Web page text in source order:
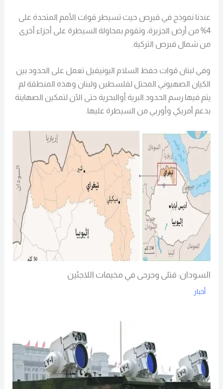
عندنا نموذج في قبرص حيث تسيطر قوات الأمم المتحدة على
4% من أرض الجزيرة، وتقوم بمحاولة السيطرة على أجزاء أخرى
من شمال قبرص التركية.
وفي لبنان قوات حفظ السلام اليونيفيل تعمل على الحدود بين
الكيان الصهيوني المحتل لفلسطين ولبنان وهذه المنطقة لم
يتم فيها رسم الحدود البرية أوالبحرية حتى الآن لتمكين الصهاينة
بدعم أمريكي وأوربي من السيطرة عليها.
السودان: قتلى وجرحى في مخيمات اللاجئين
أخبار